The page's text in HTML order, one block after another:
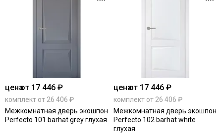
ценаот 17 446 ₽
комплект от 26 406 ₽
Межкомнатная дверь экошпон
Perfecto 101 barhat grey глухая
ценаот 17 446 ₽
комплект от 26 406 ₽
Межкомнатная дверь экошпон
Perfecto 102 barhat white
глухая